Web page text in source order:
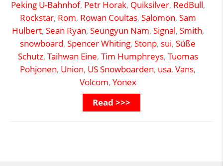
Peking U-Bahnhof, Petr Horak, Quiksilver, RedBull,
Rockstar, Rom, Rowan Coultas, Salomon, Sam
Hulbert, Sean Ryan, Seungyun Nam, Signal, Smith,
snowboard, Spencer Whiting, Stonp, sui, Süße
Schutz, Taihwan Eine, Tim Humphreys, Tuomas
Pohjonen, Union, US Snowboarden, usa, Vans,
Volcom, Yonex
Read >>>